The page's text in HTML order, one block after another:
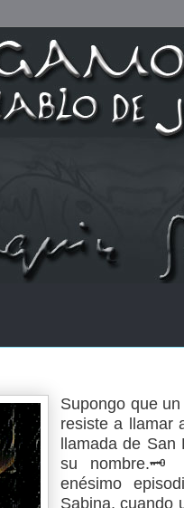
Supongo que
resiste a llamar
llamada de
su nombre.🗝️
enésimo
Sabina, cuando